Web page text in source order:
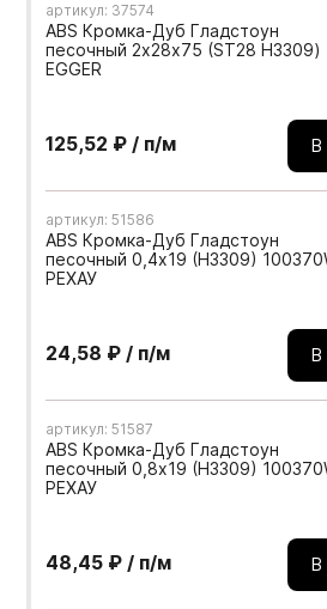
артикул: 37574
ABS Кромка-Дуб Гладстоун
песочный 2х28х75 (ST28 H3309)
EGGER
125,52 ₽ / п/м В
артикул: 51586
ABS Кромка-Дуб Гладстоун
песочный 0,4х19 (H3309)
РЕХАУ
24,58 ₽ / п/м В
артикул: 51587
ABS Кромка-Дуб Гладстоун
песочный 0,8х19 (H3309)
РЕХАУ
48,45 ₽ / п/м В